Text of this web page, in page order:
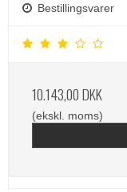
Bestillingsvarer
10.143,00 DKK
(ekskl. moms)